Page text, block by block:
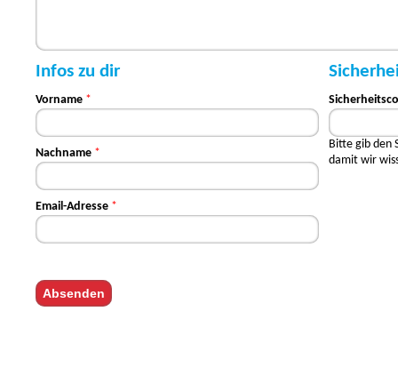
Infos zu dir
Vorname *
Nachname *
Email-Adresse *
Bitte gib den
damit wir